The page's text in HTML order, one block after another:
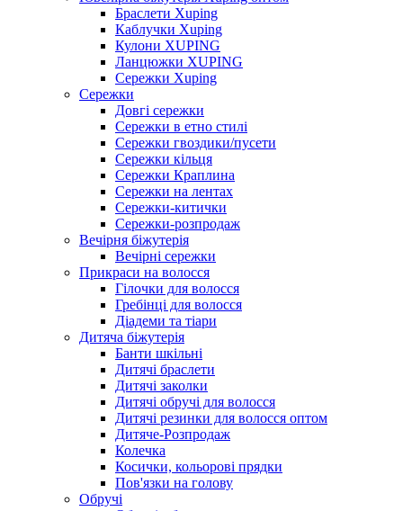
Браслети Xuping
Каблучки Xuping
Кулони XUPING
Ланцюжки XUPING
Сережки Xuping
Сережки
Довгі сережки
Сережки в етно стилі
Сережки гвоздики/пусети
Сережки кільця
Сережки Краплина
Сережки на лентах
Сережки-китички
Сережки-розпродаж
Вечірня біжутерія
Вечірні сережки
Прикраси на волосся
Гілочки для волосся
Гребінці для волосся
Діадеми та тіари
Дитяча біжутерія
Банти шкільні
Дитячі браслети
Дитячі заколки
Дитячі обручі для волосся
Дитячі резинки для волосся оптом
Дитяче-Розпродаж
Колечка
Косички, кольорові прядки
Пов'язки на голову
Обручі